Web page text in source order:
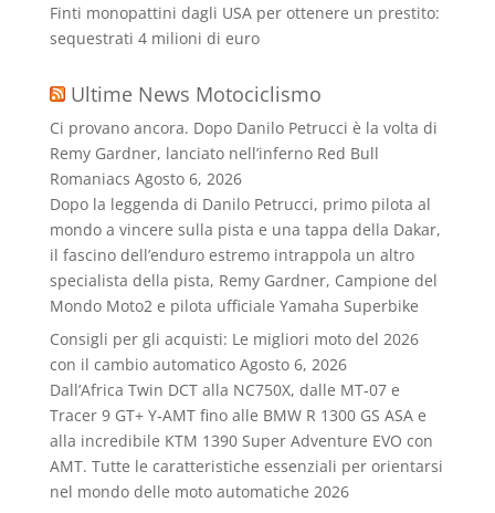
Finti monopattini dagli USA per ottenere un prestito:
sequestrati 4 milioni di euro
Ultime News Motociclismo
Ci provano ancora. Dopo Danilo Petrucci è la volta di
Remy Gardner, lanciato nell’inferno Red Bull
Romaniacs Agosto 6, 2026
Dopo la leggenda di Danilo Petrucci, primo pilota al
mondo a vincere sulla pista e una tappa della Dakar,
il fascino dell’enduro estremo intrappola un altro
specialista della pista, Remy Gardner, Campione del
Mondo Moto2 e pilota ufficiale Yamaha Superbike
Consigli per gli acquisti: Le migliori moto del 2026
con il cambio automatico Agosto 6, 2026
Dall’Africa Twin DCT alla NC750X, dalle MT‑07 e
Tracer 9 GT+ Y‑AMT fino alle BMW R 1300 GS ASA e
alla incredibile KTM 1390 Super Adventure EVO con
AMT. Tutte le caratteristiche essenziali per orientarsi
nel mondo delle moto automatiche 2026